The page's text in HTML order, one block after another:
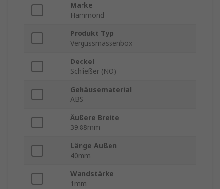
Marke
Hammond
Produkt Typ
Vergussmassenbox
Deckel
Schließer (NO)
Gehäusematerial
ABS
Äußere Breite
39.88mm
Länge Außen
40mm
Wandstärke
1mm